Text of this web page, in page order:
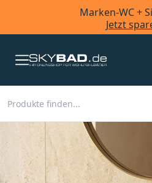
Marken-WC +
Jetzt
Bildergalerie
springen